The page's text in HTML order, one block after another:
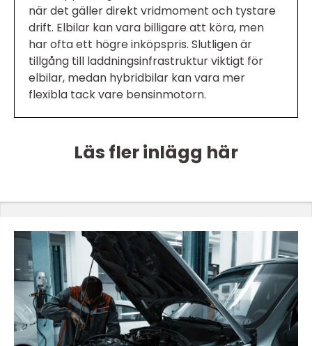
när det gäller direkt vridmoment och tystare
drift. Elbilar kan vara billigare att köra, men
har ofta ett högre inköpspris. Slutligen är
tillgång till laddningsinfrastruktur viktigt för
elbilar, medan hybridbilar kan vara mer
flexibla tack vare bensinmotorn.
Läs fler inlägg här